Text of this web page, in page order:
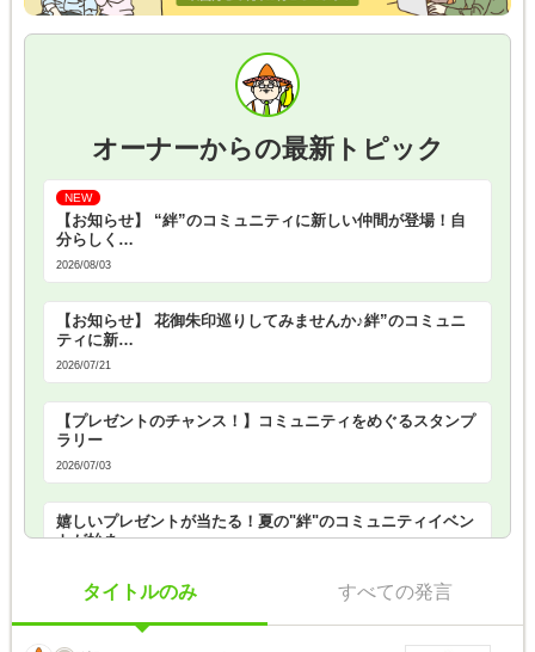
オーナーからの最新トピック
【お知らせ】 “絆”のコミュニティに新しい仲間が登場！自
分らしく…
2026/08/03
【お知らせ】 花御朱印巡りしてみませんか♪絆”のコミュニ
ティに新…
2026/07/21
【プレゼントのチャンス！】コミュニティをめぐるスタンプ
ラリー
2026/07/03
嬉しいプレゼントが当たる！夏の"絆"のコミュニティイベン
トが始ま…
タイトルのみ すべての発言